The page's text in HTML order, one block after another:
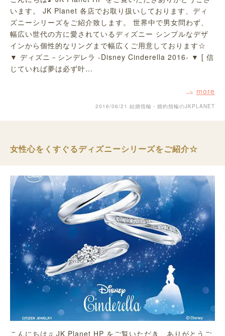
います。 JK Planet 各店でお取り扱いしております、ディ
ズニーシリーズをご紹介致します。 世界中で男女問わず、
幅広い世代の方に愛されているディズニー シンプルなデザ
インから個性的なリングまで幅広くご用意しております☆
▼ ディズニ－シンデレラ -Disney Cinderella 2016- ▼ [ 信
じていれば夢は必ず叶…
more
2016/06/21 結婚指輪・婚約指輪のJKPLANET
女性心をくすぐるディズニーシリーズをご紹介☆
こんにちは♫ JK Planet HP をご覧いただき、ありがとうご